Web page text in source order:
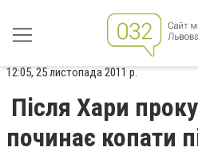
12:05, 25 листопада 2011 р.
Після Хари
починає копати